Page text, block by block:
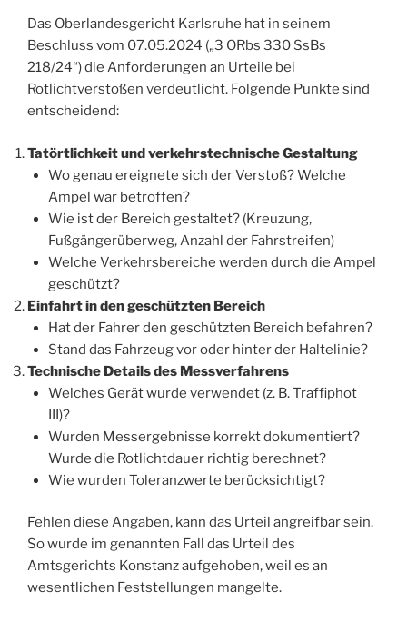
Das Oberlandesgericht Karlsruhe hat in seinem
Beschluss vom 07.05.2024 („3 ORbs 330 SsBs
218/24“) die Anforderungen an Urteile bei
Rotlichtverstoßen verdeutlicht. Folgende Punkte sind
entscheidend:
Tatörtlichkeit und verkehrstechnische Gestaltung
Wo genau ereignete sich der Verstoß? Welche
Ampel war betroffen?
Wie ist der Bereich gestaltet? (Kreuzung,
Fußgängerüberweg, Anzahl der Fahrstreifen)
Welche Verkehrsbereiche werden durch die Ampel
geschützt?
Einfahrt in den geschützten Bereich
Hat der Fahrer den geschützten Bereich befahren?
Stand das Fahrzeug vor oder hinter der Haltelinie?
Technische Details des Messverfahrens
Welches Gerät wurde verwendet (z. B. Traffiphot
III)?
Wurden Messergebnisse korrekt dokumentiert?
Wurde die Rotlichtdauer richtig berechnet?
Wie wurden Toleranzwerte berücksichtigt?
Fehlen diese Angaben, kann das Urteil angreifbar sein.
So wurde im genannten Fall das Urteil des
Amtsgerichts Konstanz aufgehoben, weil es an
wesentlichen Feststellungen mangelte.